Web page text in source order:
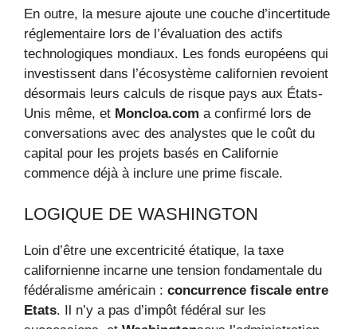
En outre, la mesure ajoute une couche d’incertitude
réglementaire lors de l’évaluation des actifs
technologiques mondiaux. Les fonds européens qui
investissent dans l’écosystème californien revoient
désormais leurs calculs de risque pays aux États-
Unis même, et Moncloa.com a confirmé lors de
conversations avec des analystes que le coût du
capital pour les projets basés en Californie
commence déjà à inclure une prime fiscale.
LOGIQUE DE WASHINGTON
Loin d’être une excentricité étatique, la taxe
californienne incarne une tension fondamentale du
fédéralisme américain : concurrence fiscale entre
Etats. Il n’y a pas d’impôt fédéral sur les